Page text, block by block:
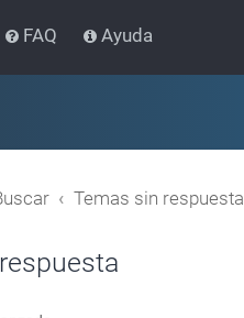
FAQ Ayuda
Temas sin respuesta